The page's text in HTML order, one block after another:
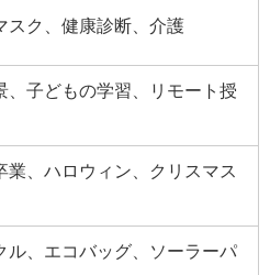
スク、健康診断、介護
、子どもの学習、リモート授
業、ハロウィン、クリスマス
ル、エコバッグ、ソーラーパ